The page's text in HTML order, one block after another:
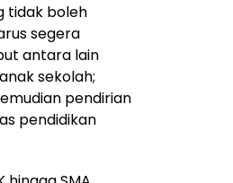
tidak boleh
segera
antara lain
sekolah;
pendirian
pendidikan